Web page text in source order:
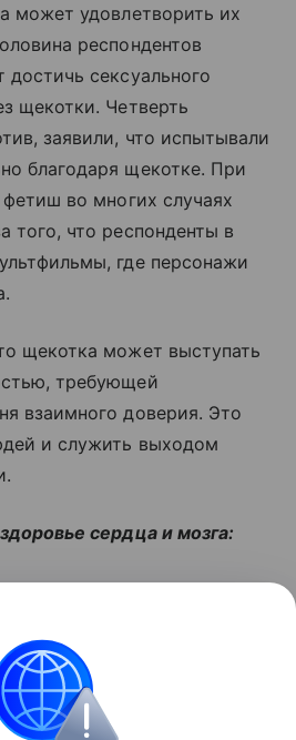
может удовлетворить их
респондентов
сексуального
щекотки. Четверть
заявили, что испытывали
благодаря щекотке. При
во многих случаях
того, что респонденты в
где персонажи
щекотка может выступать
требующей
взаимного доверия. Это
и служить выходом
сердца и мозга:
в брак секс после